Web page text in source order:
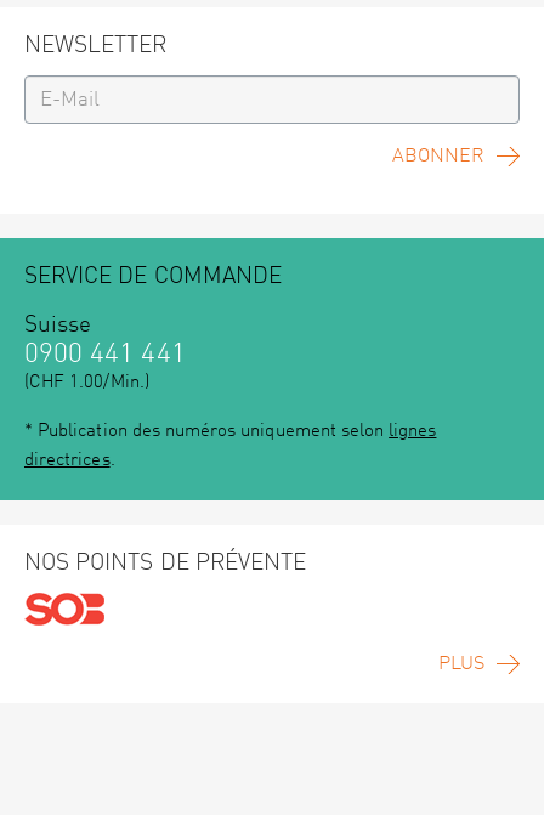
NEWSLETTER
ABONNER
SERVICE DE COMMANDE
Suisse
0900 441 441
(CHF 1.00/Min.)
* Publication des numéros uniquement selon lignes
directrices.
NOS POINTS DE PRÉVENTE
PLUS